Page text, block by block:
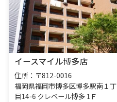
イースマイル博多店
住所：〒812-0016
福岡県福岡市博多区博多駅南１丁
目14-6 クレベール博多 1Ｆ